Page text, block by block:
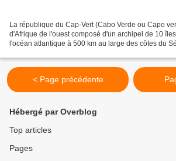
La république du Cap-Vert (Cabo Verde ou Capo
d'Afrique de l'ouest composé d'un archipel de 10
l'océan atlantique à 500 km au large des côtes du
< Page précédente
Hébergé par Overblog
Top articles
Pages